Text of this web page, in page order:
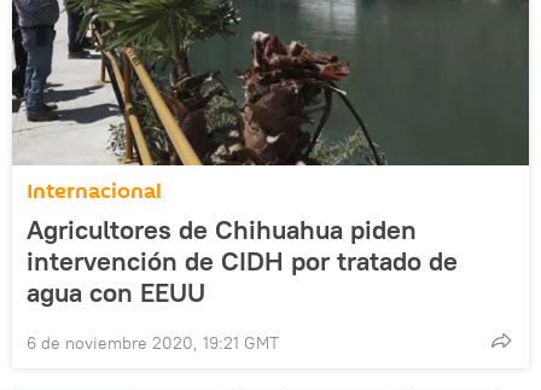
Internacional
Agricultores de Chihuahua piden
intervención de CIDH por tratado de
agua con EEUU
6 de noviembre 2020, 19:21 GMT